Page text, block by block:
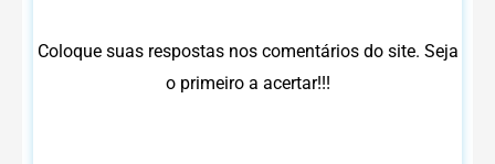
Coloque suas respostas nos comentários do site. Seja
o primeiro a acertar!!!